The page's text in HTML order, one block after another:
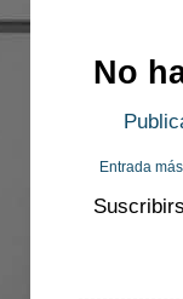
No
Entrada